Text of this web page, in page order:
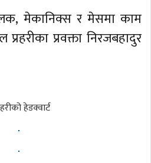
मेकानिक्स र मेसमा काम
प्रवक्ता निरजबहादुर
हेडक्वार्ट